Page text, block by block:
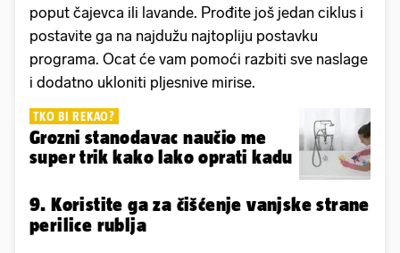
poput čajevca ili lavande. Prođite još jedan ciklus i
postavite ga na najdužu najtopliju postavku
programa. Ocat će vam pomoći razbiti sve naslage
i dodatno ukloniti pljesnive mirise.
TKO BI REKAO?
Grozni stanodavac naučio me
super trik kako lako oprati kadu
9. Koristite ga za čišćenje vanjske strane
perilice rublja